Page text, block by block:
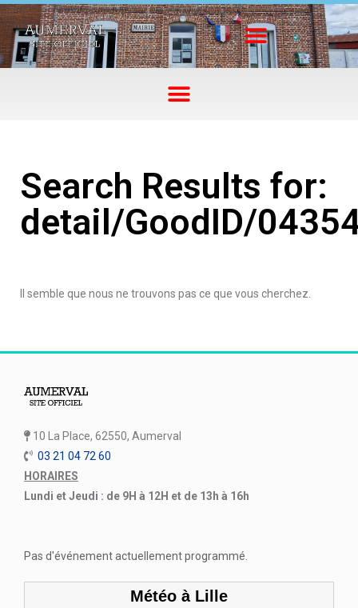
Search Results for:
detail/GoodID/
Il semble que nous ne trouvons pas ce que vous cherchez.
10 La Place, 62550, Aumerval
03 21 04 72 60
HORAIRES
Lundi et Jeudi : de 9H à 12H et de 13h à 16h
Pas d'événement actuellement programmé.
Météo à Lille